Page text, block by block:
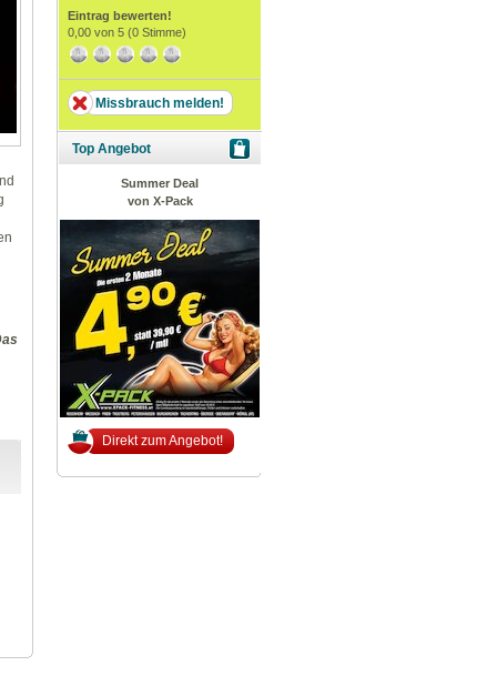
Eintrag bewerten!
0,00 von 5 (0 Stimme)
Missbrauch melden!
Top Angebot
Summer Deal
von X-Pack
Direkt zum Angebot!